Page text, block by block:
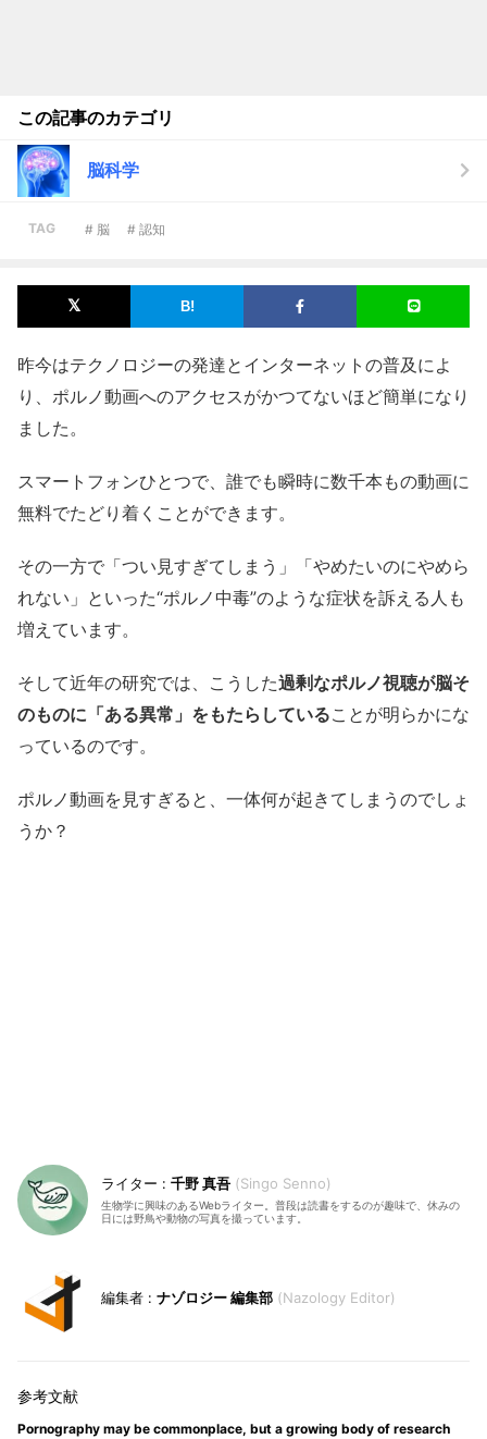
この記事のカテゴリ
脳科学
TAG # 脳 # 認知
昨今はテクノロジーの発達とインターネットの普及によ
り、ポルノ動画へのアクセスがかつてないほど簡単になり
ました。
スマートフォンひとつで、誰でも瞬時に数千本もの動画に
無料でたどり着くことができます。
その一方で「つい見すぎてしまう」「やめたいのにやめら
れない」といった“ポルノ中毒”のような症状を訴える人も
増えています。
そして近年の研究では、こうした過剰なポルノ視聴が脳そ
のものに「ある異常」をもたらしていることが明らかにな
っているのです。
ポルノ動画を見すぎると、一体何が起きてしまうのでしょ
うか？
千野 真吾 Singo Senno
生物学に興味のあるWebライター。普段は読書をするのが趣味で、休みの
日には野鳥や動物の写真を撮っています。
ナゾロジー 編集部 Nazology Editor
Pornography may be commonplace, but a growing body of research